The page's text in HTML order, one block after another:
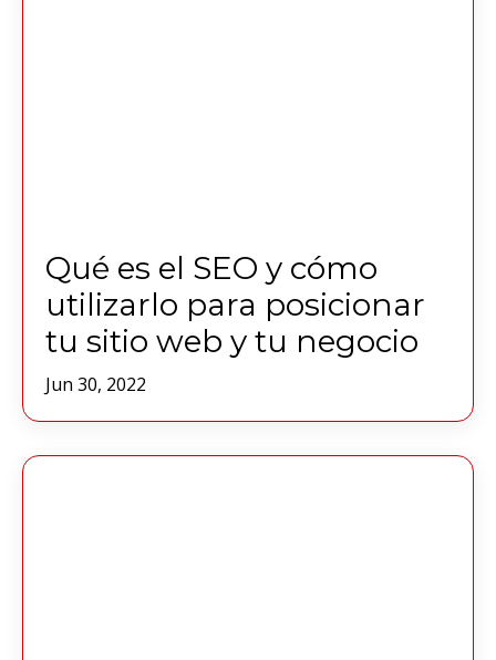
Qué es el SEO y cómo
utilizarlo para posicionar
tu sitio web y tu negocio
Jun 30, 2022